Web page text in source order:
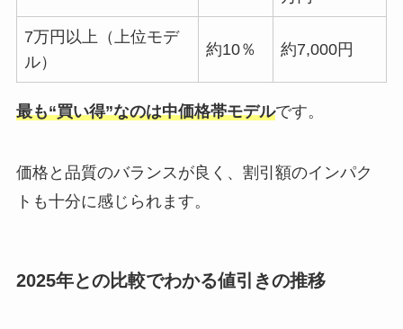
7万円以上（上位モデ
ル）
約10％ 約7,000円
最も“買い得”なのは中価格帯モデルです。
価格と品質のバランスが良く、割引額のインパク
トも十分に感じられます。
2025年との比較でわかる値引きの推移